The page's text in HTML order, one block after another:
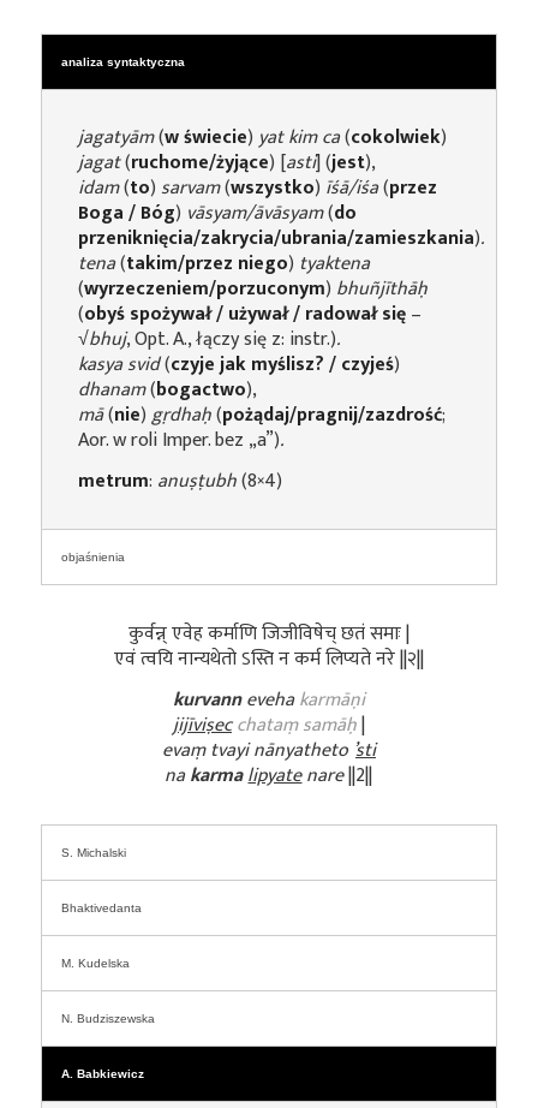
analiza syntaktyczna
jagatyām(w świecie)yat kim ca(cokolwiek)
jagat(ruchome/żyjące) [asti] (jest),
idam(to)sarvam(wszystko) īśā/iśa(przez
Boga / Bóg) vāsyam/āvāsyam(do
przeniknięcia/zakrycia/ubrania/zamieszkania).
tena(takim/przez niego) tyaktena
(wyrzeczeniem/porzuconym) bhuñjīthāḥ
(obyś spożywał / używał / radował się–
√bhuj, Opt. A., łączy się z: instr.).
kasya svid(czyje jak myślisz? / czyjeś)
dhanam(bogactwo),
mā(nie)gṛdhaḥ(pożądaj/pragnij/zazdrość;
Aor. w roli Imper. bez „a”).
metrum: anuṣṭubh(8×4)
objaśnienia
कुर्वन्न् एवेह कर्माणि जिजीविषेच् छतं समाः |
एवं त्वयि नान्यथेतो ऽस्ति न कर्म लिप्यते नरे ||२||
kurvannevehakarmāṇi
jijīviṣecchataṃ samāḥ|
evaṃ tvayi nānyatheto ’ sti
nakarmalipyatenare||2||
S. Michalski
Bhaktivedanta
M. Kudelska
N. Budziszewska
A. Babkiewicz